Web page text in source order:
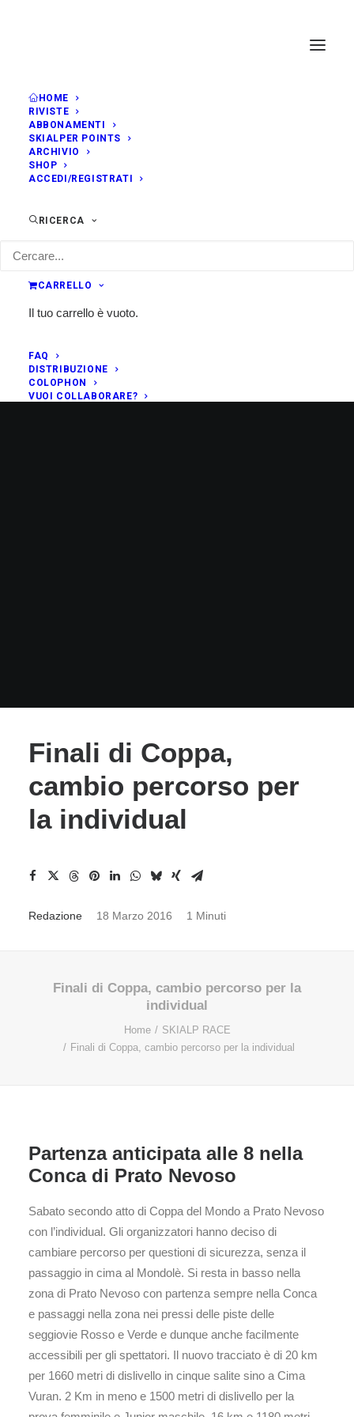
HOME
RIVISTE
ABBONAMENTI
SKIALPER POINTS
ARCHIVIO
SHOP
ACCEDI/REGISTRATI
RICERCA
CARRELLO
Il tuo carrello è vuoto.
FAQ
DISTRIBUZIONE
COLOPHON
VUOI COLLABORARE?
Finali di Coppa,
cambio percorso per
la individual
Redazione 18 Marzo 2016 1 Minuti
Finali di Coppa, cambio percorso per la
individual
Home
SKIALP RACE
Finali di Coppa, cambio percorso per la individual
Partenza anticipata alle 8 nella
Conca di Prato Nevoso
Sabato secondo atto di Coppa del Mondo a Prato Nevoso
con l’individual. Gli organizzatori hanno deciso di
cambiare percorso per questioni di sicurezza, senza il
passaggio in cima al Mondolè. Si resta in basso nella
zona di Prato Nevoso con partenza sempre nella Conca
e passaggi nella zona nei pressi delle piste delle
seggiovie Rosso e Verde e dunque anche facilmente
accessibili per gli spettatori. Il nuovo tracciato è di 20 km
per 1660 metri di dislivello in cinque salite sino a Cima
Vuran. 2 Km in meno e 1500 metri di dislivello per la